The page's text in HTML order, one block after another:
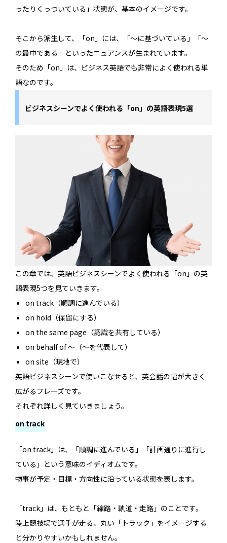
ったりくっついている」状態が、基本のイメージです。
そこから派生して、「on」には、「～に基づいている」「～
の最中である」といったニュアンスが生まれています。
そのため「on」は、ビジネス英語でも非常によく使われる単
語なのです。
ビジネスシーンでよく使われる「on」の英語表現5選
この章では、英語ビジネスシーンでよく使われる「on」の英
語表現5つを見ていきます。
on track（順調に進んでいる）
on hold（保留にする）
on the same page（認識を共有している）
on behalf of 〜（〜を代表して）
on site（現地で）
英語ビジネスシーンで使いこなせると、英会話の幅が大きく
広がるフレーズです。
それぞれ詳しく見ていきましょう。
on track
「on track」は、「順調に進んでいる」「計画通りに進行し
ている」という意味のイディオムです。
物事が予定・目標・方向性に沿っている状態を表します。
「track」は、もともと「線路・軌道・走路」のことです。
陸上競技場で選手が走る、丸い「トラック」をイメージする
と分かりやすいかもしれません。